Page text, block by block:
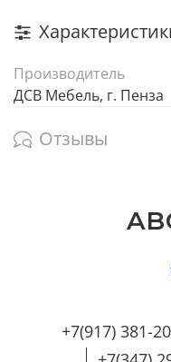
Производитель
ДСВ Мебель, г. Пенза
Отзывы
+7(917) 381-